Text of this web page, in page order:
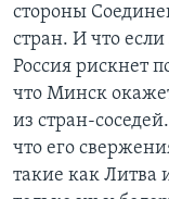
стороны
стран. И что
Россия рискнет
что Минск
из стран-
что его
такие как Литва